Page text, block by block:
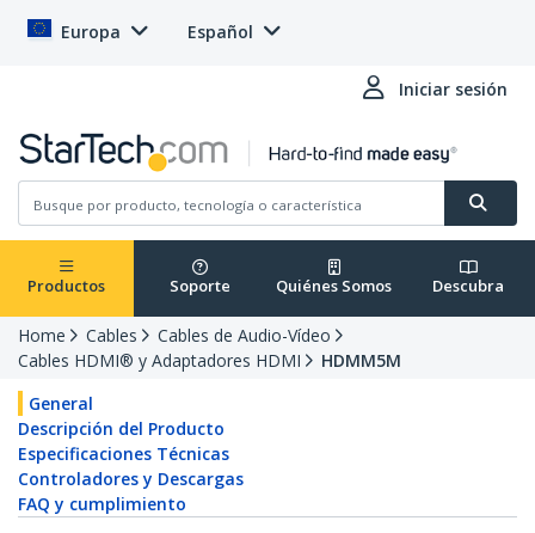
Europa Español
Iniciar sesión
Productos Soporte Quiénes Somos Descubra
Home Cables
Cables de Audio-Vídeo
Cables HDMI® y Adaptadores HDMI
HDMM5M
General
Descripción del Producto
Especificaciones Técnicas
Controladores y Descargas
FAQ y cumplimiento